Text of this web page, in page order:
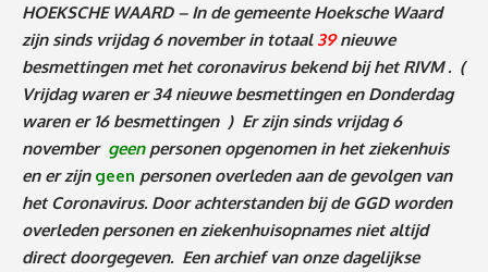
HOEKSCHE WAARD – In de gemeente Hoeksche Waard
zijn sinds vrijdag 6 novemberin totaal39nieuwe
besmettingen met het coronavirus bekend bij het RIVM . (
Vrijdag waren er 34 nieuwe besmettingen en Donderdag
waren er 16 besmettingen ) Er zijn sinds vrijdag 6
november geenpersonen opgenomen in het ziekenhuis
en er zijn geen personen overleden aan de gevolgen van
het Coronavirus. Door achterstanden bij de GGD worden
overleden personen en ziekenhuisopnames niet altijd
direct doorgegeven. Een archief van onze dagelijkse